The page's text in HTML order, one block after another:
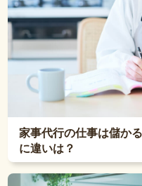
家事代行の仕事は儲か
に違いは？